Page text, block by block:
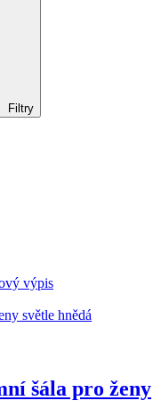
Filtry
výpis
šála pro ženy